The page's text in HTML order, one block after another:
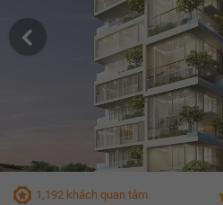
1,192 khách quan tâm